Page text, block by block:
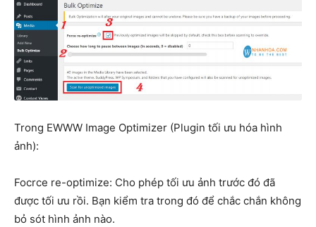
Trong EWWW Image Optimizer (Plugin tối ưu hóa hình
ảnh):
Focrce re-optimize: Cho phép tối ưu ảnh trước đó đã
được tối ưu rồi. Bạn kiểm tra trong đó để chắc chắn không
bỏ sót hình ảnh nào.